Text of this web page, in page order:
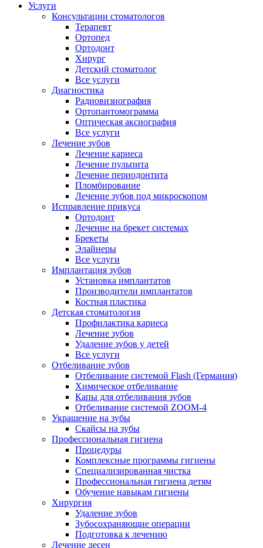
Услуги
Консультации стоматологов
Терапевт
Ортопед
Ортодонт
Хирург
Детский стоматолог
Все услуги
Диагностика
Радиовизиография
Ортопантомограмма
Оптическая аксиография
Все услуги
Лечение зубов
Лечение кариеса
Лечение пульпита
Лечение периодонтита
Пломбирование
Лечение зубов под микроскопом
Исправление прикуса
Ортодонт
Лечение на брекет системах
Брекеты
Элайнеры
Все услуги
Имплантация зубов
Установка имплантатов
Производители имплантатов
Костная пластика
Детская стоматология
Профилактика кариеса
Лечение зубов
Удаление зубов у детей
Все услуги
Отбеливание зубов
Отбеливание системой Flash (Германия)
Химическое отбеливание
Капы для отбеливания зубов
Отбеливание системой ZOOM-4
Украшение на зубы
Скайсы на зубы
Профессиональная гигиена
Процедуры
Комплексные программы гигиены
Специализированная чистка
Профессиональная гигиена детям
Обучение навыкам гигиены
Хирургия
Удаление зубов
Зубосохраняющие операции
Подготовка к лечению
Лечение десен